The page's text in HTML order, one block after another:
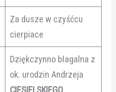
Za dusze w czyśćcu
cierpiace
Dziękczynno błagalna z
ok. urodzin Andrzeja
CIESIELSKIEGO